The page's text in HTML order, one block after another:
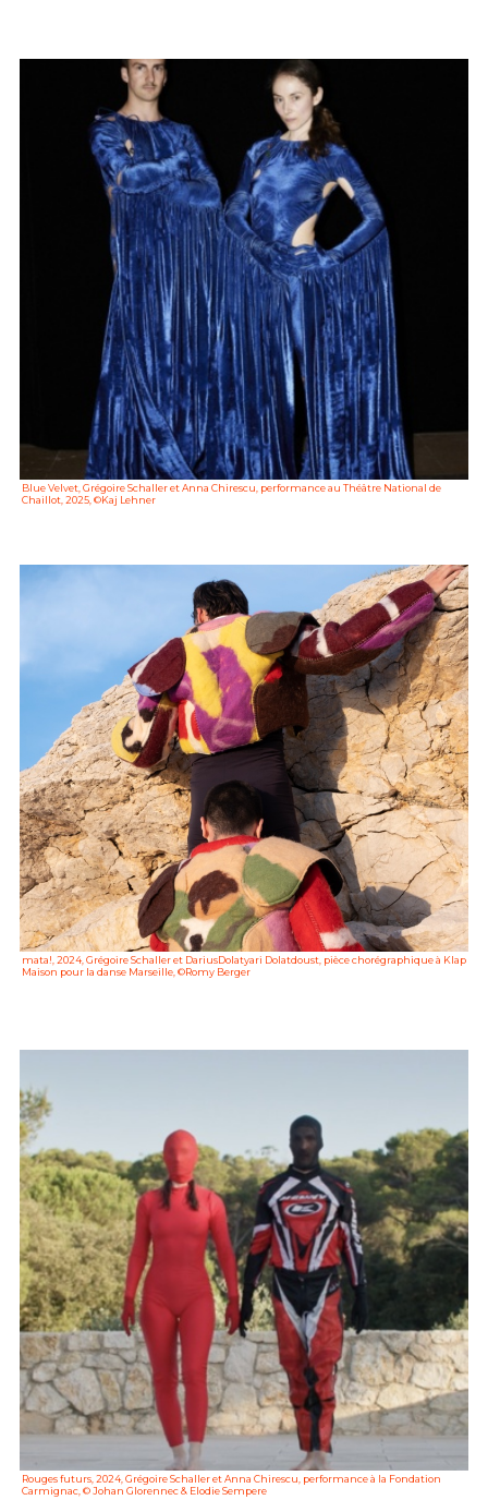
Blue Velvet, Grégoire Schaller et Anna Chirescu, performance au Théâtre National de
Chaillot, 2025, ©Kaj Lehner
mata!, 2024, Grégoire Schaller et DariusDolatyari Dolatdoust, pièce chorégraphique à Klap
Maison pour la danse Marseille, ©Romy Berger
Rouges futurs, 2024, Grégoire Schaller et Anna Chirescu, performance à la Fondation
Carmignac, © Johan Glorennec & Elodie Sempere